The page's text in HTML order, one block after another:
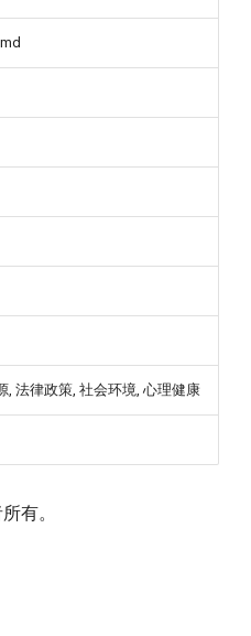
, 法律政策, 社会环境, 心理健康
有。